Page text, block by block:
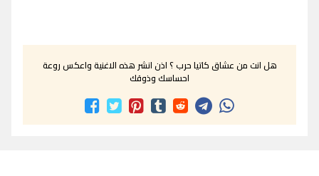
هل انت من عشاق كاتيا حرب ؟ اذن انشر هذه الاغنية واعكس روعة
احساسك وذوقك